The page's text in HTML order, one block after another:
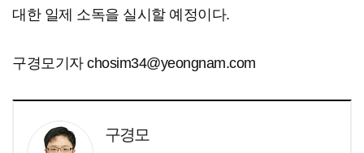
대한 일제 소독을 실시할 예정이다.
구경모기자 chosim34@yeongnam.com
구경모